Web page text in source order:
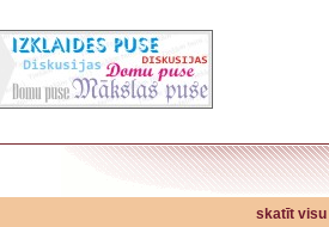
skatīt visu